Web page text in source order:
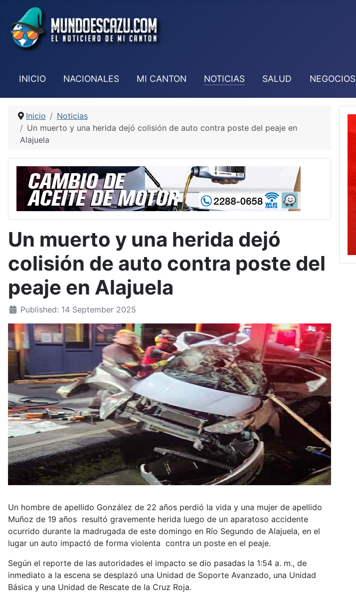
INICIO NACIONALES MI CANTON NOTICIAS SALUD NEGOCIOS
Inicio
Noticias
Un muerto y una herida dejó colisión de auto contra poste del peaje en
Alajuela
Un muerto y una herida dejó
colisión de auto contra poste del
peaje en Alajuela
Published: 14 September 2025
Un hombre de apellido González de 22 años perdió la vida y una mujer de apellido
Muñoz de 19 años resultó gravemente herida luego de un aparatoso accidente
ocurrido durante la madrugada de este domingo en Río Segundo de Alajuela, en el
lugar un auto impactó de forma violenta contra un poste en el peaje.
Según el reporte de las autoridades el impacto se dio pasadas la 1:54 a. m., de
inmediato a la escena se desplazó una Unidad de Soporte Avanzado, una Unidad
Básica y una Unidad de Rescate de la Cruz Roja.